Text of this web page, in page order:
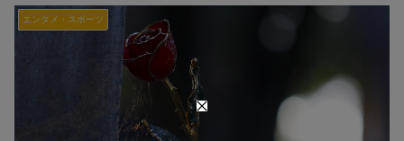
エンタメ・スポーツ